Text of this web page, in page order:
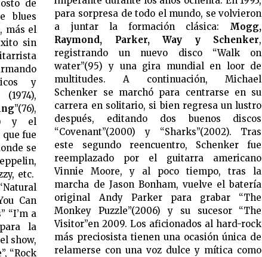
de
blues
más el
sin
y
(1974),
”(76),
y el
que fue
se
etc.
Can
“I’m a
la
show,
“Rock
para sorpresa de todo el mundo, se volvieron
a juntar la formación clásica: Mogg,
Raymond, Parker, Way y Schenker,
registrando un nuevo disco “Walk on
water”(95) y una gira mundial en loor de
multitudes. A continuación, Michael
Schenker se marchó para centrarse en su
carrera en solitario, si bien regresa un lustro
después, editando dos buenos discos
“Covenant”(2000) y “Sharks”(2002). Tras
este segundo reencuentro, Schenker fue
reemplazado por el guitarra americano
Vinnie Moore, y al poco tiempo, tras la
marcha de Jason Bonham, vuelve el batería
original Andy Parker para grabar “The
Monkey Puzzle”(2006) y su sucesor “The
Visitor”en 2009. Los aficionados al hard-rock
más preciosista tienen una ocasión única de
relamerse con una voz dulce y mítica como